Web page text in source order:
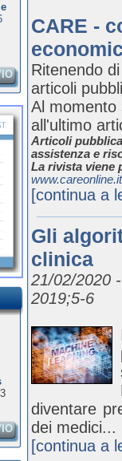
CARE -
Ritenendo
articoli
Al momento
all'ultimo
Articoli
assistenza e
La rivista viene
www.careonline.it
[continua a
Gli
clinica
21/02/2020
2019;5-6
diventare
dei medici...
[continua a